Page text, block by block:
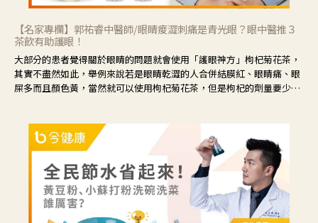
【名家專欄】郭祐睿中醫師/眼睛痠澀刺痛是青光眼？眼中醫推３
茶飲有助護眼！
大部分的患者覺得關於眼睛的問題就會使用「護眼神方」枸杞菊花茶，
其實不盡然如此，舉例來說若是眼睛乾澀的人合併結膜紅、眼睛痛、眼
屎多而且顏色黃，當然就可以使用枸杞菊花茶，但是枸杞的劑量要少，
候就要使用菊花、金銀花來治療；假如單純的眼睛乾澀，結膜沒有紅，
眼睛周圍沒有眼屎，這種情況是屬於「陰虛」，就可以使用枸杞、蓮
藕、麥門冬、山藥等比較滋潤的藥材，效果就更顯著。